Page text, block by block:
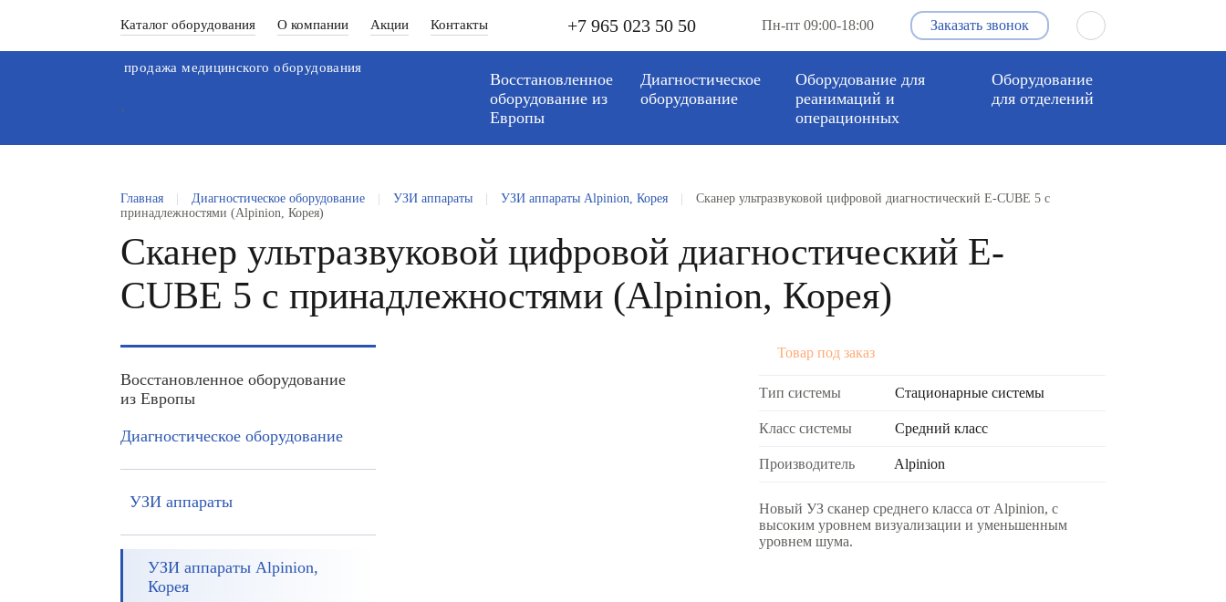
Каталог оборудования О компании Акции Контакты Заказать звонок
Пн-пт 09:00-18:00
+7 965 023 50 50
продажа медицинского оборудования
`
Восстановленное
оборудование из
Европы
Диагностическое
оборудование
Оборудование для
реанимаций и
операционных
Оборудование
для отделений
Главная Диагностическое оборудование УЗИ аппараты УЗИ аппараты Alpinion, Корея
Сканер ультразвуковой цифровой диагностический E-CUBE 5 с
принадлежностями (Alpinion, Корея)
Сканер ультразвуковой цифровой диагностический E-
CUBE 5 с принадлежностями (Alpinion, Корея)
Восстановленное оборудование
из Европы
Диагностическое оборудование
УЗИ аппараты
УЗИ аппараты Alpinion,
Корея
Товар под заказ
Тип системы Стационарные системы
Класс системы Средний класс
Производитель Alpinion
Новый УЗ сканер среднего класса от Alpinion, с
высоким уровнем визуализации и уменьшенным
уровнем шума.